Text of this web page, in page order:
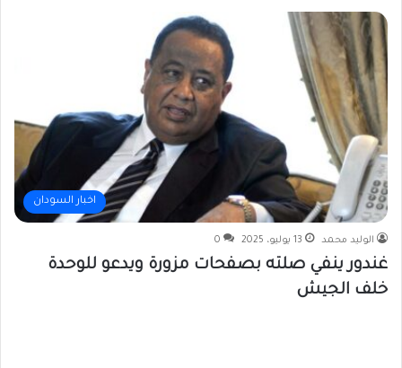
اخبار السودان
الوليد محمد 13 يوليو، 2025 0
غندور ينفي صلته بصفحات مزورة ويدعو للوحدة
خلف الجيش